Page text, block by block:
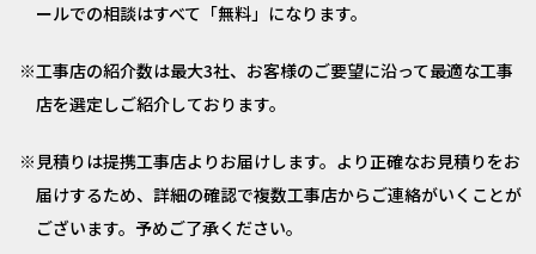
ールでの相談はすべて「無料」になります。
工事店の紹介数は最大3社、お客様のご要望に沿って最適な工事
店を選定しご紹介しております。
見積りは提携工事店よりお届けします。より正確なお見積りをお
届けするため、詳細の確認で複数工事店からご連絡がいくことが
ございます。予めご了承ください。